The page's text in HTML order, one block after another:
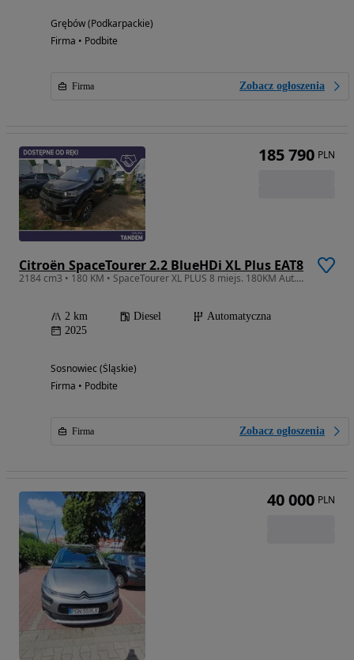
Grębów (Podkarpackie)
Firma • Podbite
Firma Zobacz ogłoszenia
Citroën SpaceTourer 2.2 BlueHDi XL Plus EAT8
2184 cm3 • 180 KM • SpaceTourer XL PLUS 8 miejs. 180KM Aut.! Przesuwane fotele! El. drzwi!
2 km Diesel
Automatyczna
2025
Sosnowiec (Śląskie)
Firma • Podbite
Firma Zobacz ogłoszenia
185 790 PLN
40 000 PLN